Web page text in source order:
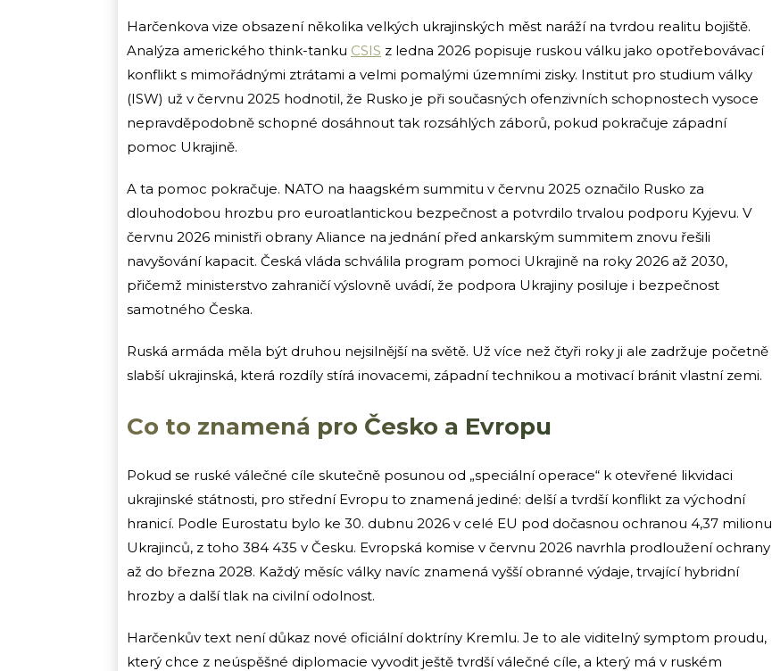
Harčenkova vize obsazení několika velkých ukrajinských měst naráží na tvrdou realitu bojiště.
Analýza amerického think-tanku CSIS z ledna 2026 popisuje ruskou válku jako opotřebovávací
konflikt s mimořádnými ztrátami a velmi pomalými územními zisky. Institut pro studium války
(ISW) už v červnu 2025 hodnotil, že Rusko je při současných ofenzivních schopnostech vysoce
nepravděpodobně schopné dosáhnout tak rozsáhlých záborů, pokud pokračuje západní
pomoc Ukrajině.
A ta pomoc pokračuje. NATO na haagském summitu v červnu 2025 označilo Rusko za
dlouhodobou hrozbu pro euroatlantickou bezpečnost a potvrdilo trvalou podporu Kyjevu. V
červnu 2026 ministři obrany Aliance na jednání před ankarským summitem znovu řešili
navyšování kapacit. Česká vláda schválila program pomoci Ukrajině na roky 2026 až 2030,
přičemž ministerstvo zahraničí výslovně uvádí, že podpora Ukrajiny posiluje i bezpečnost
samotného Česka.
Ruská armáda měla být druhou nejsilnější na světě. Už více než čtyři roky ji ale zadržuje početně
slabší ukrajinská, která rozdíly stírá inovacemi, západní technikou a motivací bránit vlastní zemi.
Co to znamená pro Česko a Evropu
Pokud se ruské válečné cíle skutečně posunou od „speciální operace“ k otevřené likvidaci
ukrajinské státnosti, pro střední Evropu to znamená jediné: delší a tvrdší konflikt za východní
hranicí. Podle Eurostatu bylo ke 30. dubnu 2026 v celé EU pod dočasnou ochranou 4,37 milionu
Ukrajinců, z toho 384 435 v Česku. Evropská komise v červnu 2026 navrhla prodloužení ochrany
až do března 2028. Každý měsíc války navíc znamená vyšší obranné výdaje, trvající hybridní
hrozby a další tlak na civilní odolnost.
Harčenkův text není důkaz nové oficiální doktríny Kremlu. Je to ale viditelný symptom proudu,
který chce z neúspěšné diplomacie vyvodit ještě tvrdší válečné cíle, a který má v ruském